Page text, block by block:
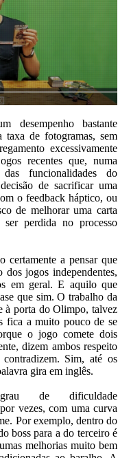
desempenho bastante
taxa de fotogramas, sem
excessivamente
recentes que, numa
funcionalidades do
de sacrificar uma
o feedback háptico, ou
de melhorar uma carta
perdida no processo
certamente a pensar que
dos jogos independentes,
em geral. E aquilo que
que sim. O trabalho da
à porta do Olimpo, talvez
fica a muito pouco de se
o jogo comete dois
dizem ambos respeito
Sim, até os
gira em inglês.
de dificuldade
vezes, com uma curva
Por exemplo, dentro do
boss para a do terceiro é
melhorias muito bem